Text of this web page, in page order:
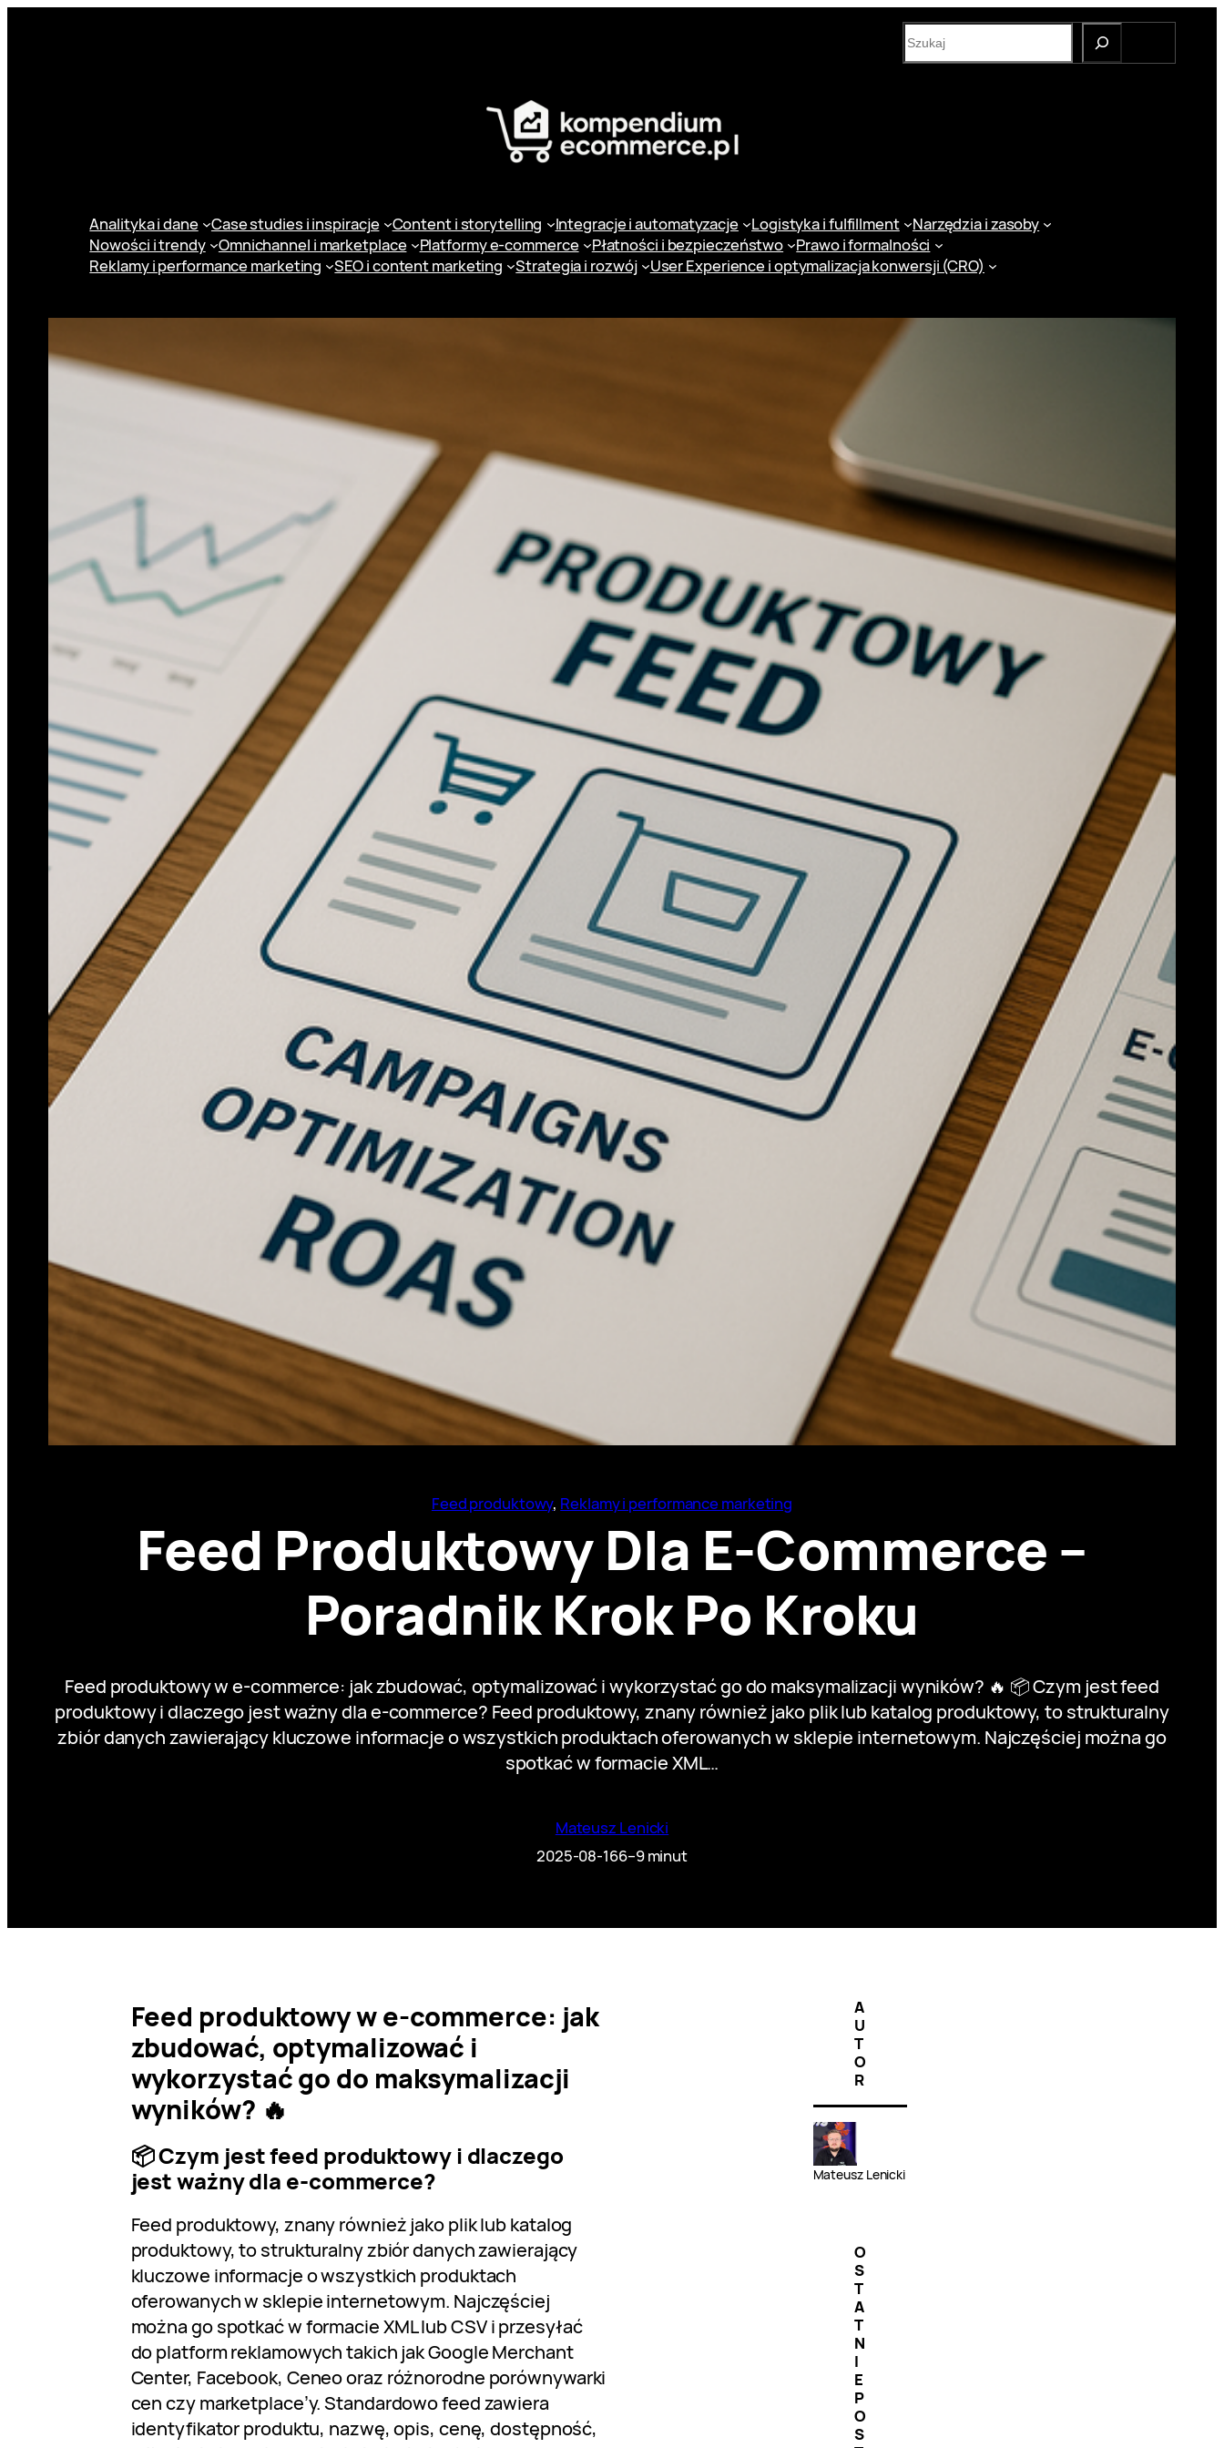
S
e
Analityka i dane Case studies i inspiracje Content i storytelling Integracje i automatyzacje Logistyka i fulfillment
Narzędzia i zasoby
Nowości i trendy
Omnichannel i marketplace Platformy e-commerce Płatności i bezpieczeństwo
Prawo i formalności
Reklamy i performance marketing
SEO i content marketing Strategia i rozwój User Experience i optymalizacja konwersji (CRO)
Feed produktowy, Reklamy i performance marketing
Feed Produktowy Dla E-Commerce –
Poradnik Krok Po Kroku
Feed produktowy w e-commerce: jak zbudować, optymalizować i wykorzystać go do maksymalizacji wyników? 🔥 📦 Czym jest feed
produktowy i dlaczego jest ważny dla e-commerce? Feed produktowy, znany również jako plik lub katalog produktowy, to strukturalny
zbiór danych zawierający kluczowe informacje o wszystkich produktach oferowanych w sklepie internetowym. Najczęściej można go
spotkać w formacie XML…
Mateusz Lenicki
2025-08-166–9 minut
Feed produktowy w e-commerce: jak
zbudować, optymalizować i
wykorzystać go do maksymalizacji
wyników? 🔥
📦 Czym jest feed produktowy i dlaczego
jest ważny dla e-commerce?
Feed produktowy, znany również jako plik lub katalog
produktowy, to strukturalny zbiór danych zawierający
kluczowe informacje o wszystkich produktach
oferowanych w sklepie internetowym. Najczęściej
można go spotkać w formacie XML lub CSV i przesyłać
do platform reklamowych takich jak Google Merchant
Center, Facebook, Ceneo oraz różnorodne porównywarki
cen czy marketplace’y. Standardowo feed zawiera
identyfikator produktu, nazwę, opis, cenę, dostępność,
A
U
T
O
R
Mateusz Lenicki
O
S
T
A
T
N
I
E
P
O
S